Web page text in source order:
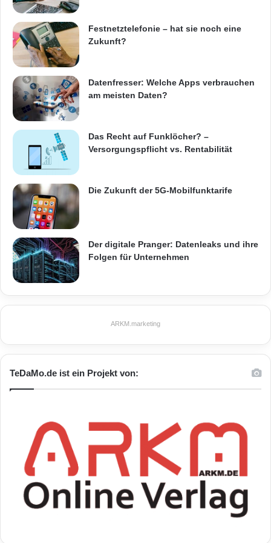
Festnetztelefonie – hat sie noch eine
Zukunft?
Datenfresser: Welche Apps verbrauchen
am meisten Daten?
Das Recht auf Funklöcher? –
Versorgungspflicht vs. Rentabilität
Die Zukunft der 5G-Mobilfunktarife
Der digitale Pranger: Datenleaks und ihre
Folgen für Unternehmen
ARKM.marketing
TeDaMo.de ist ein Projekt von: